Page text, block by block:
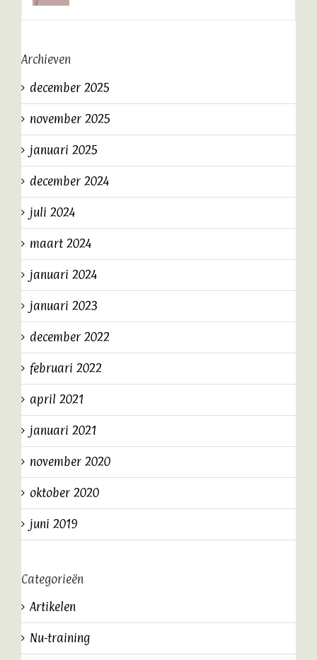
Archieven
december 2025
november 2025
januari 2025
december 2024
juli 2024
maart 2024
januari 2024
januari 2023
december 2022
februari 2022
april 2021
januari 2021
november 2020
oktober 2020
juni 2019
Categorieën
Artikelen
Nu-training